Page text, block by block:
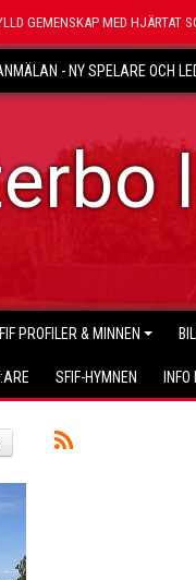
GEMENSKAP MED HJÄRTAT
- NY SPELARE OCH
PROFILER & MINNEN
SFIF-HYMNEN